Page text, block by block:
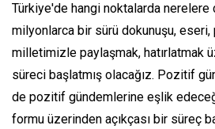
Türkiye'de hangi noktalarda nerelere
milyonlarca bir sürü dokunuşu,
milletimizle paylaşmak, hatırlatmak
süreci başlatmış olacağız. Pozitif
de pozitif gündemlerine eşlik
formu üzerinden açıkçası bir süreç